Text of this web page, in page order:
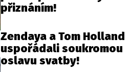
přiznáním!
Zendaya a Tom Holland
uspořádali soukromou
oslavu svatby!